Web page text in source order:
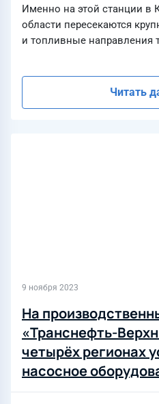
Именно на этой станции в
области пересекаются
и топливные направления
Читать
9 ноября 2023
На
«Транснефть-
четырёх регионах
насосное